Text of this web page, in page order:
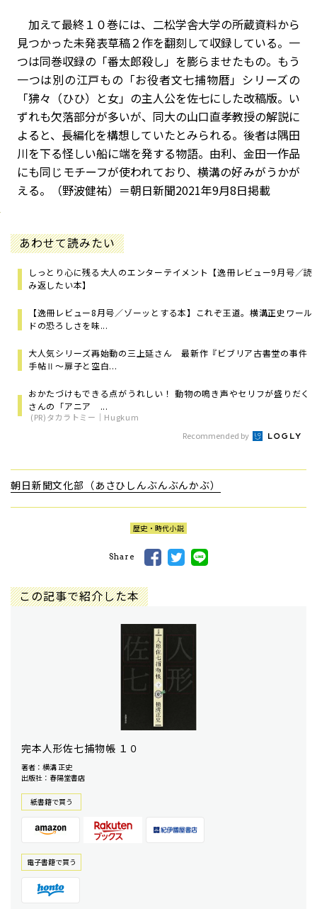
加えて最終１０巻には、二松学舎大学の所蔵資料から
見つかった未発表草稿２作を翻刻して収録している。一
つは同巻収録の「番太郎殺し」を膨らませたもの。もう
一つは別の江戸もの「お役者文七捕物暦」シリーズの
「狒々（ひひ）と女」の主人公を佐七にした改稿版。い
ずれも欠落部分が多いが、同大の山口直孝教授の解説に
よると、長編化を構想していたとみられる。後者は隅田
川を下る怪しい船に端を発する物語。由利、金田一作品
にも同じモチーフが使われており、横溝の好みがうかが
える。（野波健祐）＝朝日新聞2021年9月8日掲載
あわせて読みたい
しっとり心に残る大人のエンターテイメント【逸冊レビュー9月号／読
み返したい本】
【逸冊レビュー8月号／ゾーッとする本】これぞ王道。横溝正史ワール
ドの恐ろしさを味...
大人気シリーズ再始動の三上延さん 最新作『ビブリア古書堂の事件
手帖Ⅱ～扉子と空白...
おかたづけもできる点がうれしい！ 動物の鳴き声やセリフが盛りだく
さんの「アニア ...
(PR)タカラトミー｜Hugkum
Recommended by
朝日新聞文化部（あさひしんぶんぶんかぶ）
歴史・時代小説
Share
この記事で紹介した本
完本人形佐七捕物帳 １０
著者：横溝 正史
出版社：春陽堂書店
紙書籍で買う
電⼦書籍で買う